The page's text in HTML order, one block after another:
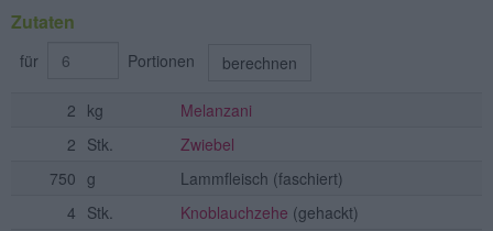
Zutaten
für Portionen berechnen
2 kg
Melanzani
2 Stk.
Zwiebel
750 g Lammfleisch (faschiert)
4 Stk. Knoblauchzehe (gehackt)